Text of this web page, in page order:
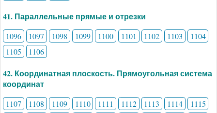
41. Параллельные прямые и отрезки
1096 1097 1098 1099 1100 1101 1102 1103
1104
1105
1106
42. Координатная плоскость. Прямоугольная система
координат
1107 1108 1109 1110 1111 1112 1113 1114
1115